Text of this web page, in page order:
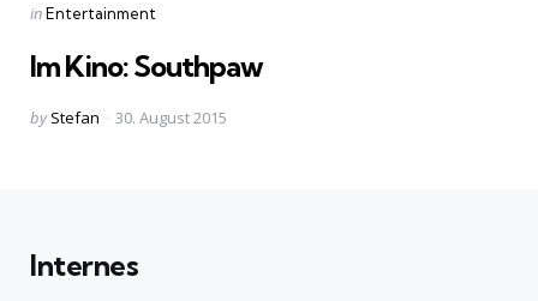
Categories
Posted
inEntertainment
Im Kino: Southpaw
Posted
by Stefan 30. August 2015
Internes